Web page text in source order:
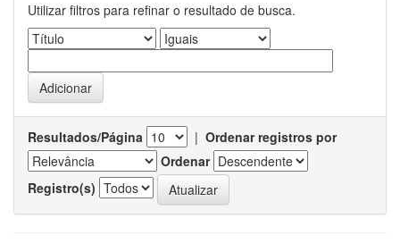
Utilizar filtros para refinar o resultado de busca.
Resultados/Página | Ordenar registros por
Ordenar
Registro(s)